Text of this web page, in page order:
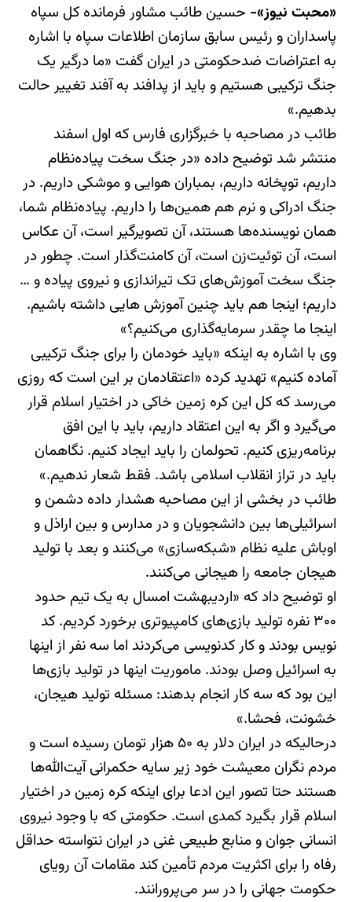
«محبت نیوز»- حسین طائب مشاور فرمانده کل سپاه
پاسداران و رئیس سابق سازمان اطلاعات سپاه با اشاره
به اعتراضات ضدحکومتی در ایران گفت «ما درگیر یک
جنگ ترکیبی هستیم و باید از پدافند به آفند تغییر حالت
بدهیم.»
طائب در مصاحبه با خبرگزاری فارس که اول اسفند
منتشر شد توضیح داده «در جنگ سخت پیاده‌نظام
داریم، توپخانه داریم، بمباران هوایی و موشکی داریم. در
جنگ ادراکی و نرم هم همین‌ها را داریم. پیاده‌نظام شما،
همان نویسنده‌ها هستند، آن تصویرگیر است، آن عکاس
است، آن توئیت‌زن است، آن کامنت‌گذار است. چطور در
جنگ سخت آموزش‌های تک تیراندازی و نیروی پیاده و …
داریم؛ اینجا هم باید چنین آموزش هایی داشته باشیم.
اینجا ما چقدر سرمایه‌گذاری می‌کنیم؟»
وی با اشاره به اینکه «باید خودمان را برای جنگ ترکیبی
آماده کنیم» تهدید کرده «اعتقادمان بر این است که روزی
می‌رسد که کل این کره زمین خاکی در اختیار اسلام قرار
می‌گیرد و اگر به این اعتقاد داریم، باید با این افق
برنامه‌ریزی کنیم. تحولمان را باید ایجاد کنیم. نگاهمان
باید در تراز انقلاب اسلامی باشد. فقط شعار ندهیم.»
طائب در بخشی از این مصاحبه هشدار داده دشمن و
اسرائیلی‌ها بین دانشجویان و در مدارس و بین اراذل و
اوباش علیه نظام «شبکه‌سازی» می‌کنند و بعد با تولید
هیجان جامعه را هیجانی می‌کنند.
او توضیح داد که «اردیبهشت امسال به یک تیم حدود
۳۰۰ نفره تولید بازی‌های کامپیوتری برخورد کردیم. کد
نویس بودند و کار کدنویسی می‌کردند اما سه نفر از اینها
به اسرائیل وصل بودند. ماموریت اینها در تولید بازی‌ها
این بود که سه کار انجام بدهند: مسئله تولید هیجان،
خشونت، فحشا.»
درحالیکه در ایران دلار به ۵۰ هزار تومان رسیده است و
مردم نگران معیشت خود زیر سایه حکمرانی آیت‌الله‌ها
هستند حتا تصور این ادعا برای اینکه کره زمین در اختیار
اسلام قرار بگیرد کمدی است. حکومتی که با وجود نیروی
انسانی جوان و منابع طبیعی غنی در ایران نتواسته حداقل
رفاه را برای اکثریت مردم تأمین کند مقامات آن رویای
حکومت جهانی را در سر می‌پرورانند.